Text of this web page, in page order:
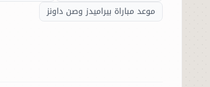
المنوعات
موعد مباراة بيراميدز وصن داونز